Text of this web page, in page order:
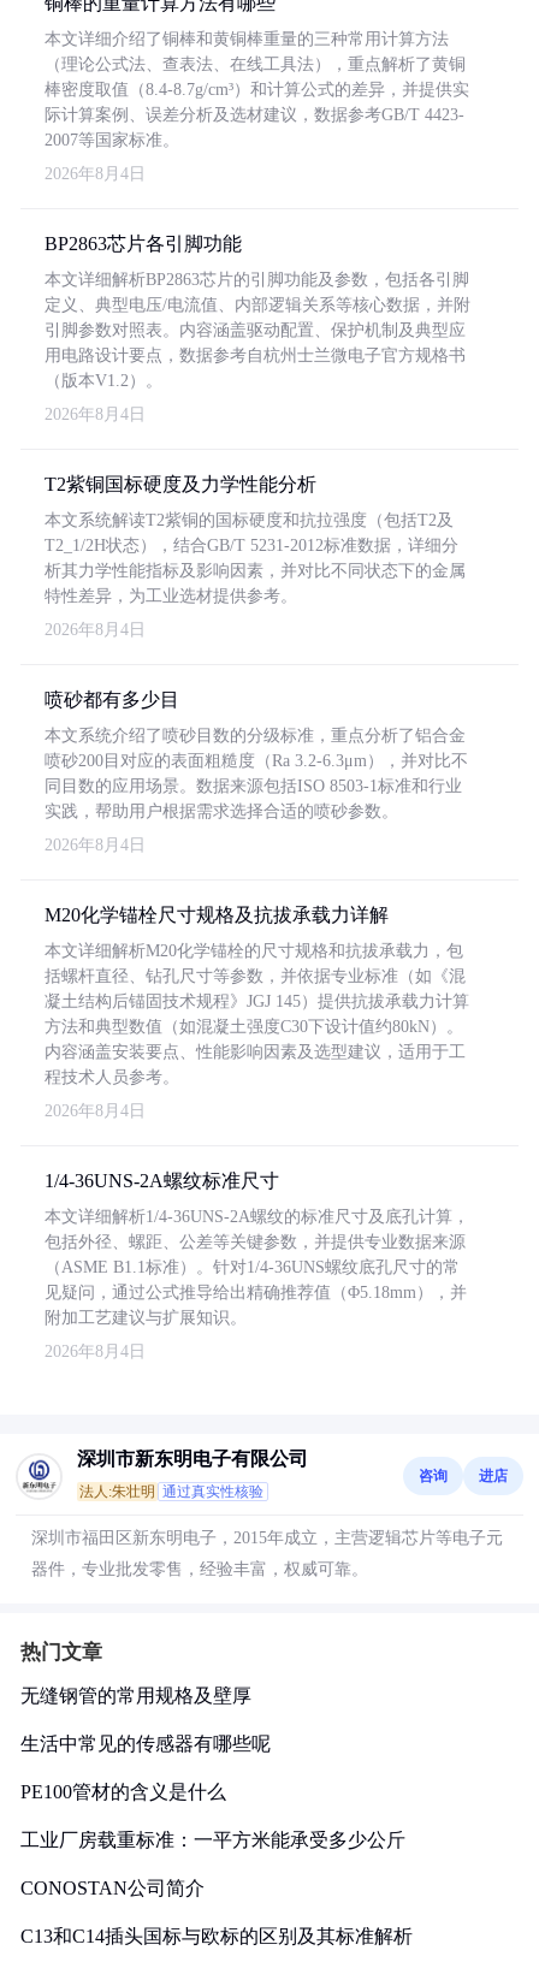
本文详细介绍了铜棒和黄铜棒重量的三种常用计算方法
（理论公式法、查表法、在线工具法），重点解析了黄铜
棒密度取值（8.4-8.7g/cm³）和计算公式的差异，并提供实
际计算案例、误差分析及选材建议，数据参考GB/T 4423-
2007等国家标准。
2026年8月4日
BP2863芯片各引脚功能
本文详细解析BP2863芯片的引脚功能及参数，包括各引脚
定义、典型电压/电流值、内部逻辑关系等核心数据，并附
引脚参数对照表。内容涵盖驱动配置、保护机制及典型应
用电路设计要点，数据参考自杭州士兰微电子官方规格书
（版本V1.2）。
2026年8月4日
T2紫铜国标硬度及力学性能分析
本文系统解读T2紫铜的国标硬度和抗拉强度（包括T2及
T2_1/2H状态），结合GB/T 5231-2012标准数据，详细分
析其力学性能指标及影响因素，并对比不同状态下的金属
特性差异，为工业选材提供参考。
2026年8月4日
喷砂都有多少目
本文系统介绍了喷砂目数的分级标准，重点分析了铝合金
喷砂200目对应的表面粗糙度（Ra 3.2-6.3μm），并对比不
同目数的应用场景。数据来源包括ISO 8503-1标准和行业
实践，帮助用户根据需求选择合适的喷砂参数。
2026年8月4日
M20化学锚栓尺寸规格及抗拔承载力详解
本文详细解析M20化学锚栓的尺寸规格和抗拔承载力，包
括螺杆直径、钻孔尺寸等参数，并依据专业标准（如《混
凝土结构后锚固技术规程》JGJ 145）提供抗拔承载力计算
方法和典型数值（如混凝土强度C30下设计值约80kN）。
内容涵盖安装要点、性能影响因素及选型建议，适用于工
程技术人员参考。
2026年8月4日
1/4-36UNS-2A螺纹标准尺寸
本文详细解析1/4-36UNS-2A螺纹的标准尺寸及底孔计算，
包括外径、螺距、公差等关键参数，并提供专业数据来源
（ASME B1.1标准）。针对1/4-36UNS螺纹底孔尺寸的常
见疑问，通过公式推导给出精确推荐值（Φ5.18mm），并
附加工艺建议与扩展知识。
2026年8月4日
深圳市新东明电子有限公司
法人:朱壮明 通过真实性核验
咨询 进店
深圳市福田区新东明电子，2015年成立，主营逻辑芯片等电子元
器件，专业批发零售，经验丰富，权威可靠。
热门文章
无缝钢管的常用规格及壁厚
生活中常见的传感器有哪些呢
PE100管材的含义是什么
工业厂房载重标准：一平方米能承受多少公斤
CONOSTAN公司简介
C13和C14插头国标与欧标的区别及其标准解析